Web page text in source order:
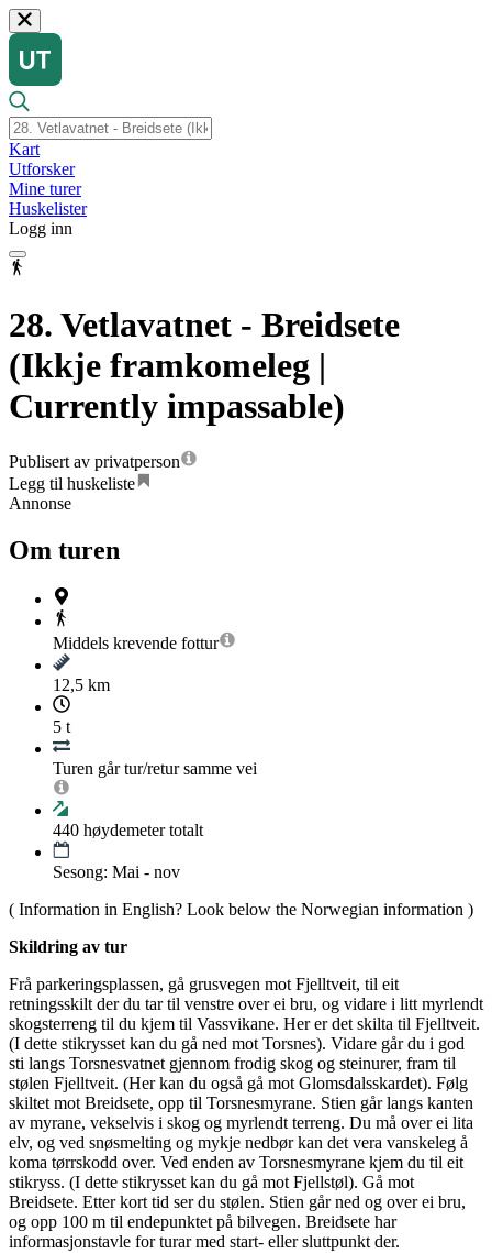
Kart
Utforsker
Mine turer
Huskelister
Logg inn
28. Vetlavatnet - Breidsete
(Ikkje framkomeleg |
Currently impassable)
Publisert av privatperson
Legg til huskeliste
Annonse
Om turen
Middels krevende fottur
12,5 km
5 t
Turen går tur/retur samme vei
440 høydemeter totalt
Sesong: Mai - nov
( Information in English? Look below the Norwegian information )
Skildring av tur
Frå parkeringsplassen, gå grusvegen mot Fjelltveit, til eit
retningsskilt der du tar til venstre over ei bru, og vidare i litt myrlendt
skogsterreng til du kjem til Vassvikane. Her er det skilta til Fjelltveit.
(I dette stikrysset kan du gå ned mot Torsnes). Vidare går du i god
sti langs Torsnesvatnet gjennom frodig skog og steinurer, fram til
stølen Fjelltveit. (Her kan du også gå mot Glomsdalsskardet). Følg
skiltet mot Breidsete, opp til Torsnesmyrane. Stien går langs kanten
av myrane, vekselvis i skog og myrlendt terreng. Du må over ei lita
elv, og ved snøsmelting og mykje nedbør kan det vera vanskeleg å
koma tørrskodd over. Ved enden av Torsnesmyrane kjem du til eit
stikryss. (I dette stikrysset kan du gå mot Fjellstøl). Gå mot
Breidsete. Etter kort tid ser du stølen. Stien går ned og over ei bru,
og opp 100 m til endepunktet på bilvegen. Breidsete har
informasjonstavle for turar med start- eller sluttpunkt der.